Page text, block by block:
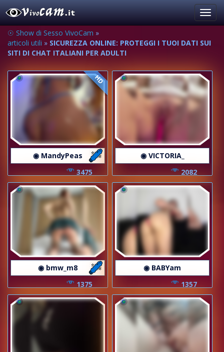
☉ Show di Sesso VivoCam »
articoli utili » SICUREZZA ONLINE: PROTEGGI I TUOI DATI SUI
SITI DI CHAT ITALIANI PER ADULTI
HD
◉ MandyPeas
3475
◉ VICTORIA_
2082
◉ bmw_m8
1375
◉ BABYam
1357